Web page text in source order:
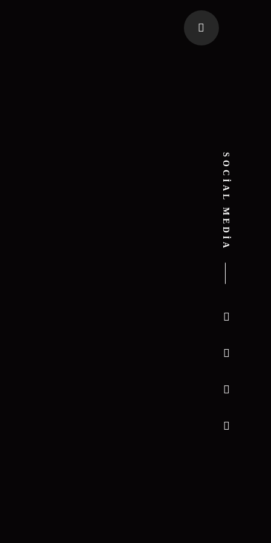
SOCIAL MEDIA